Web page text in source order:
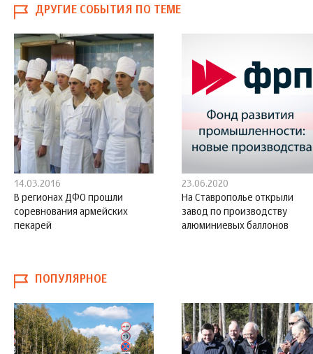
ДРУГИЕ СОБЫТИЯ ПО ТЕМЕ
14.03.2016
В регионах ДФО прошли
соревнования армейских
пекарей
23.06.2020
На Ставрополье открыли
завод по производству
алюминиевых баллонов
ПОПУЛЯРНОЕ